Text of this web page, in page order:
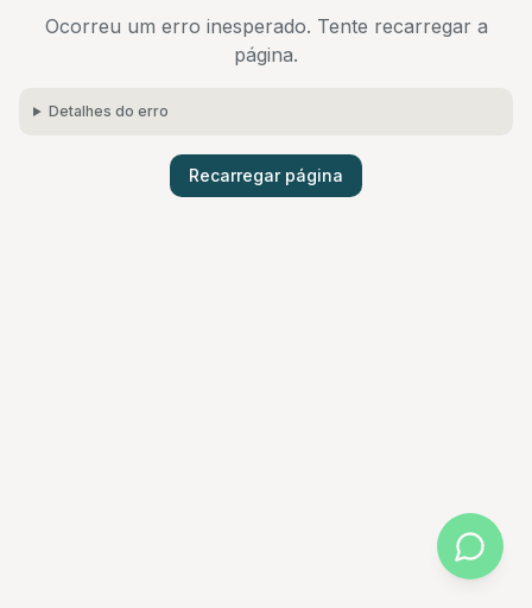
Ocorreu um erro inesperado. Tente recarregar a
página.
Detalhes do erro
Recarregar página